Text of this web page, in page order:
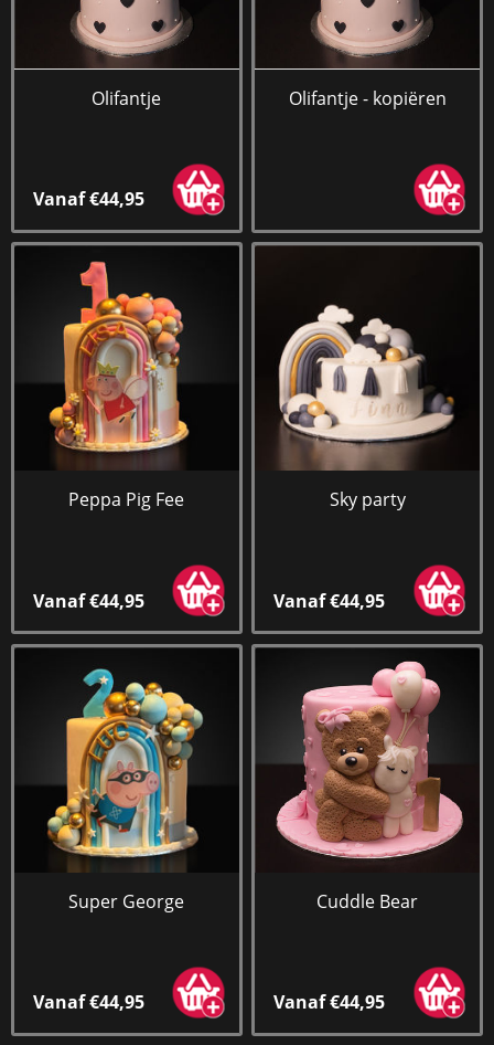
Olifantje
Vanaf €44,95
Olifantje - kopiëren
Peppa Pig Fee
Vanaf €44,95
Sky party
Vanaf €44,95
Super George
Vanaf €44,95
Cuddle Bear
Vanaf €44,95